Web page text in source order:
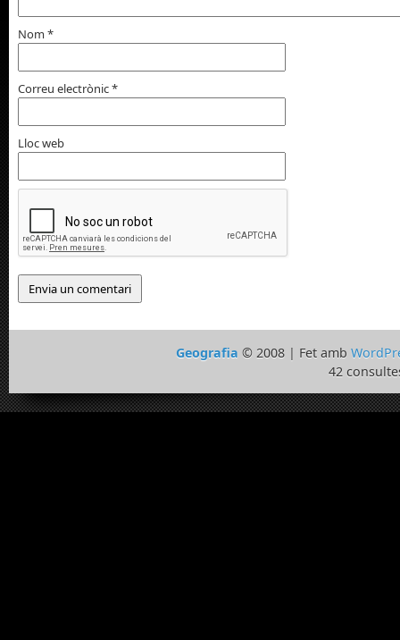
Nom *
Correu electrònic*
Lloc web
Geografia © 2008 | Fet amb
42